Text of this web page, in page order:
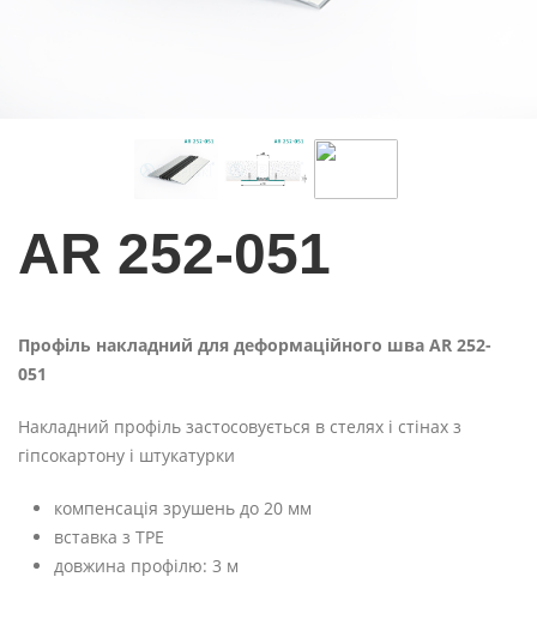
AR 252-051
Профіль накладний для деформаційного шва AR 252-
051
Накладний профіль застосовується в стелях і стінах з
гіпсокартону і штукатурки
компенсація зрушень до 20 мм
вставка з TPE
довжина профілю: 3 м